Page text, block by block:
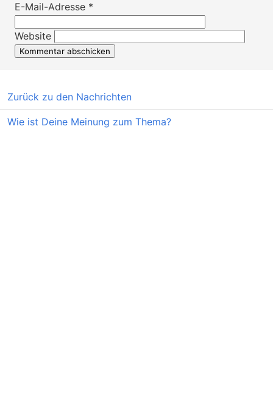
E-Mail-Adresse *
Website
Zurück zu den Nachrichten
Wie ist Deine Meinung zum Thema?